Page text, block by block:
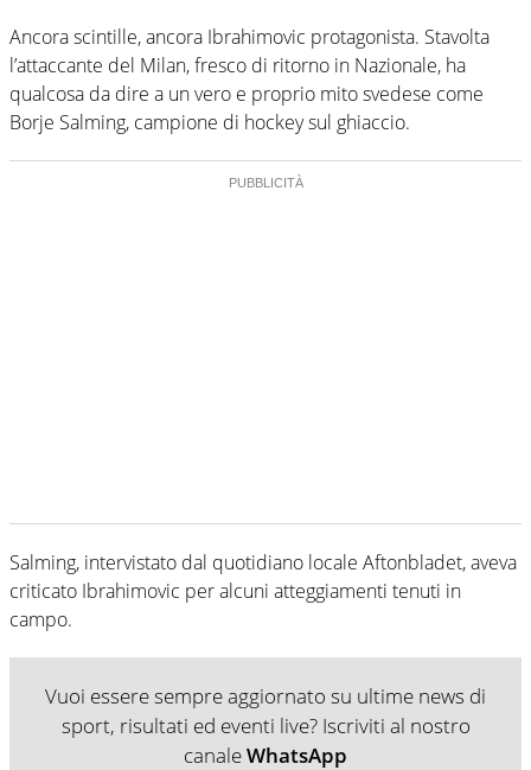
Ancora scintille, ancora Ibrahimovic protagonista. Stavolta
l’attaccante del Milan, fresco di ritorno in Nazionale, ha
qualcosa da dire a un vero e proprio mito svedese come
Borje Salming, campione di hockey sul ghiaccio.
Salming, intervistato dal quotidiano locale Aftonbladet, aveva
criticato Ibrahimovic per alcuni atteggiamenti tenuti in
campo.
Vuoi essere sempre aggiornato su ultime news di
sport, risultati ed eventi live? Iscriviti al nostro
canaleWhatsApp